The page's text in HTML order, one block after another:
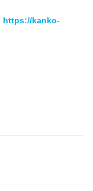
https://kanko-